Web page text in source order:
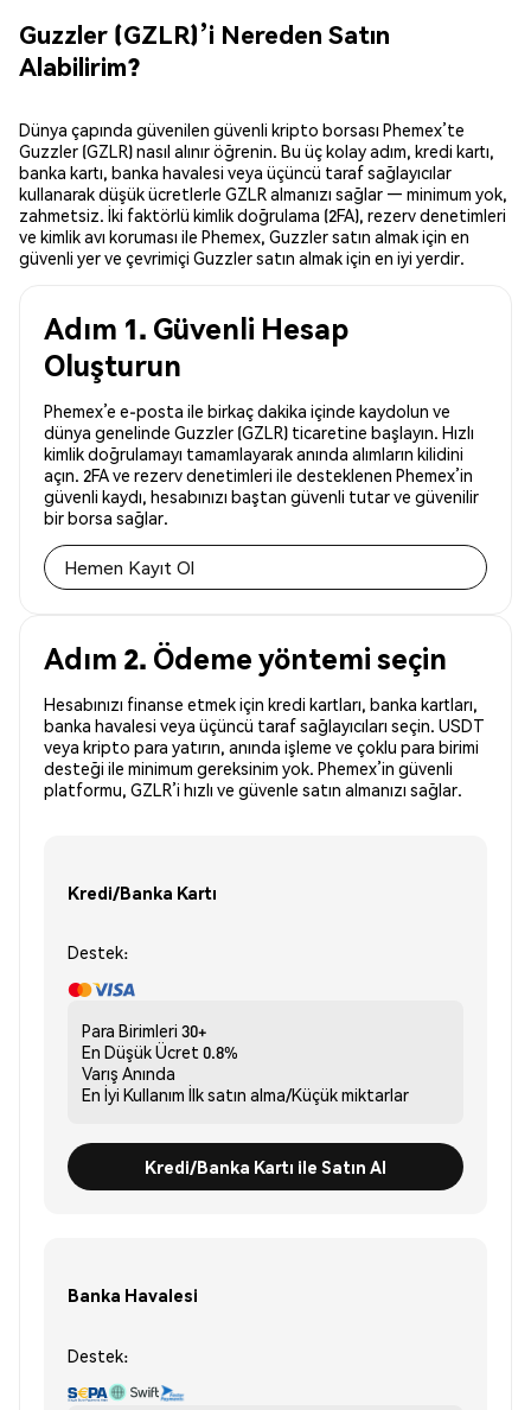
Guzzler (GZLR)’i Nereden Satın
Alabilirim?
Dünya çapında güvenilen güvenli kripto borsası Phemex’te
Guzzler (GZLR) nasıl alınır öğrenin. Bu üç kolay adım, kredi kartı,
banka kartı, banka havalesi veya üçüncü taraf sağlayıcılar
kullanarak düşük ücretlerle GZLR almanızı sağlar — minimum yok,
zahmetsiz. İki faktörlü kimlik doğrulama (2FA), rezerv denetimleri
ve kimlik avı koruması ile Phemex, Guzzler satın almak için en
güvenli yer ve çevrimiçi Guzzler satın almak için en iyi yerdir.
Adım 1. Güvenli Hesap
Oluşturun
Phemex’e e-posta ile birkaç dakika içinde kaydolun ve
dünya genelinde Guzzler (GZLR) ticaretine başlayın. Hızlı
kimlik doğrulamayı tamamlayarak anında alımların kilidini
açın. 2FA ve rezerv denetimleri ile desteklenen Phemex’in
güvenli kaydı, hesabınızı baştan güvenli tutar ve güvenilir
bir borsa sağlar.
Hemen Kayıt Ol
Adım 2. Ödeme yöntemi seçin
Hesabınızı finanse etmek için kredi kartları, banka kartları,
banka havalesi veya üçüncü taraf sağlayıcıları seçin. USDT
veya kripto para yatırın, anında işleme ve çoklu para birimi
desteği ile minimum gereksinim yok. Phemex’in güvenli
platformu, GZLR’i hızlı ve güvenle satın almanızı sağlar.
Kredi/Banka Kartı
Destek:
Para Birimleri 30+
En Düşük Ücret 0.8%
Varış Anında
En İyi Kullanım İlk satın alma/Küçük miktarlar
Kredi/Banka Kartı ile Satın Al
Banka Havalesi
Destek: